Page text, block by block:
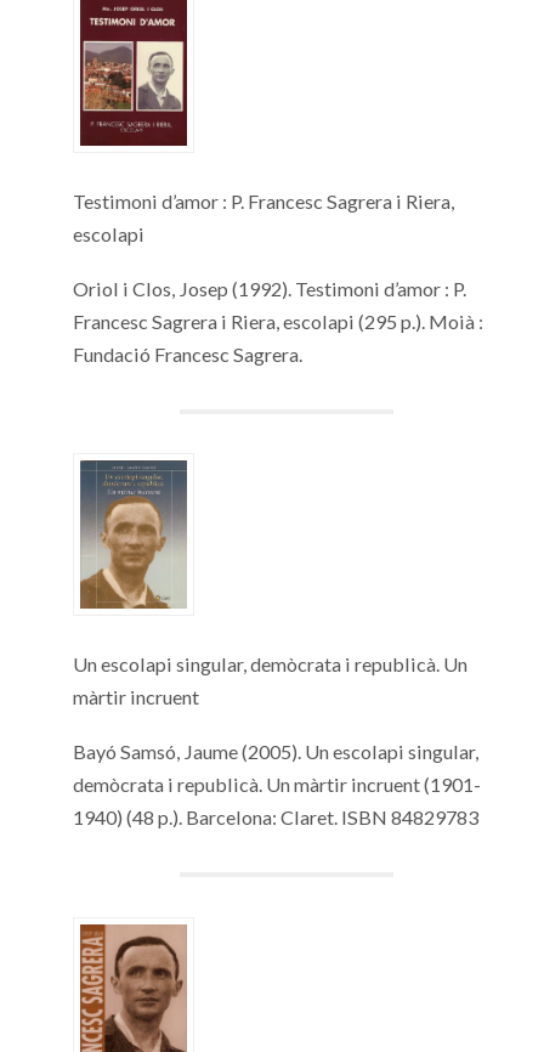
Testimoni d’amor : P. Francesc Sagrera i Riera,
escolapi
Oriol i Clos, Josep (1992). Testimoni d’amor : P.
Francesc Sagrera i Riera, escolapi (295 p.). Moià :
Fundació Francesc Sagrera.
Un escolapi singular, demòcrata i republicà. Un
màrtir incruent
Bayó Samsó, Jaume (2005). Un escolapi singular,
demòcrata i republicà. Un màrtir incruent (1901-
1940) (48 p.). Barcelona: Claret. ISBN 84829783